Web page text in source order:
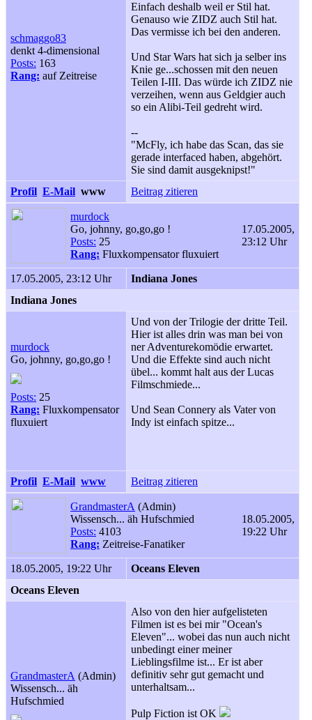
schmaggo83
denkt 4-dimensional
Posts: 163
Rang: auf Zeitreise
Einfach deshalb weil er Stil hat.
Genauso wie ZIDZ auch Stil hat.
Das vermisse ich bei den anderen.
Und Star Wars hat sich ja selber ins
Knie ge...schossen mit den neuen
Teilen I-III. Das würde ich ZIDZ nie
verzeihen, wenn aus Geldgier auch
so ein Alibi-Teil gedreht wird.
--
"McFly, ich habe das Scan, das sie
gerade interfaced haben, abgehört.
Sie sind damit ausgeknipst!"
Profil E-Mail www Beitrag zitieren
murdock
Go, johnny, go,go,go !
Posts: 25
Rang: Fluxkompensator fluxuiert
17.05.2005,
23:12 Uhr
17.05.2005, 23:12 Uhr
Indiana Jones
Indiana Jones
murdock
Go, johnny, go,go,go !
Posts: 25
Rang: Fluxkompensator
fluxuiert
Und von der Trilogie der dritte Teil.
Hier ist alles drin was man bei von
ner Adventurekomödie erwartet.
Und die Effekte sind auch nicht
übel... kommt halt aus der Lucas
Filmschmiede...
Und Sean Connery als Vater von
Indy ist einfach spitze...
Profil E-Mail www Beitrag zitieren
GrandmasterA (Admin)
Wissensch... äh Hufschmied
Posts: 4103
Rang: Zeitreise-Fanatiker
18.05.2005,
19:22 Uhr
18.05.2005, 19:22 Uhr
Oceans Eleven
Oceans Eleven
GrandmasterA (Admin)
Wissensch... äh
Hufschmied
Also von den hier aufgelisteten
Filmen ist es bei mir "Ocean's
Eleven"... wobei das nun auch nicht
unbedingt einer meiner
Lieblingsfilme ist... Er ist aber
definitiv sehr gut gemacht und
unterhaltsam...
Pulp Fiction ist OK